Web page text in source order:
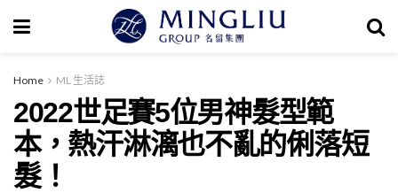
Home ML 生活誌
2022世足賽5位男神髮型範
本，熱汗淋漓也不亂的俐落短
髮！